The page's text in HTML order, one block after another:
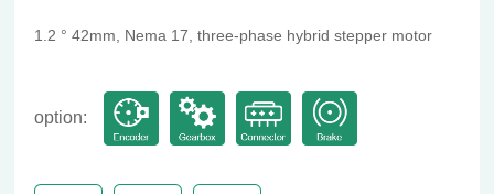
1.2 ° 42mm, Nema 17, three-phase hybrid stepper motor
option: